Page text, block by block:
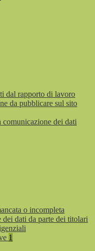
dal rapporto di lavoro
da pubblicare sul sito
comunicazione dei dati
o incompleta
dei dati da parte dei titolari
1